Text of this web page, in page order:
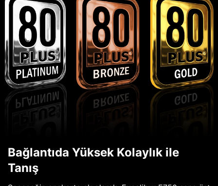
Bağlantıda Yüksek Kolaylık ile
Tanış